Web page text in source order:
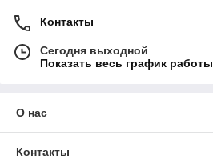
Контакты
Сегодня выходной
Показать весь график работы
О нас
Контакты